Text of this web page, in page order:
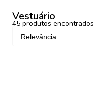
Vestuário
45 produtos encontrados
Relevância